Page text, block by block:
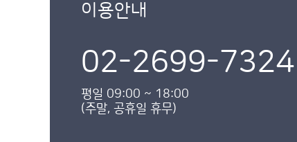
이용안내
02-2699-7324
평일 09:00 ~ 18:00
(주말, 공휴일 휴무)